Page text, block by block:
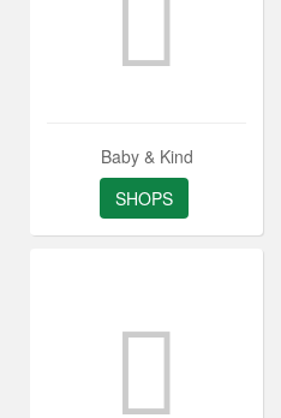
Baby & Kind
SHOPS